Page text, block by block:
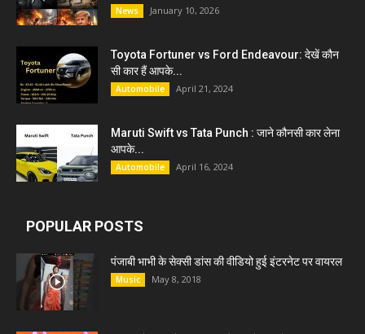
News January 10, 2026
Toyota Fortuner vs Ford Endeavour: देखें कौन
सी कार हैं आपके...
Automobile April 21, 2024
Maruti Swift vs Tata Punch : जाने कौनसी कार लेना
आपके...
Automobile April 16, 2024
POPULAR POSTS
पंजाबी भाभी के सेक्सी डांस की वीडियो हुई इंटरनेट पर वायरल
Music May 8, 2018